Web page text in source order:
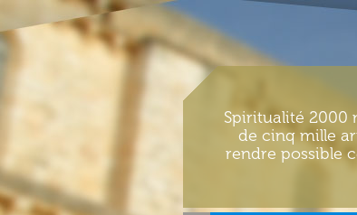
Spiritualité 2000
de cinq mille
rendre possible